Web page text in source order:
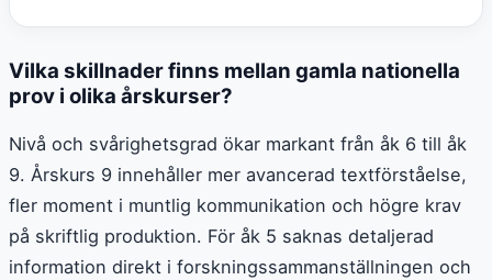
Vilka skillnader finns mellan gamla nationella
prov i olika årskurser?
Nivå och svårighetsgrad ökar markant från åk 6 till åk
9. Årskurs 9 innehåller mer avancerad textförståelse,
fler moment i muntlig kommunikation och högre krav
på skriftlig produktion. För åk 5 saknas detaljerad
information direkt i forskningssammanställningen och